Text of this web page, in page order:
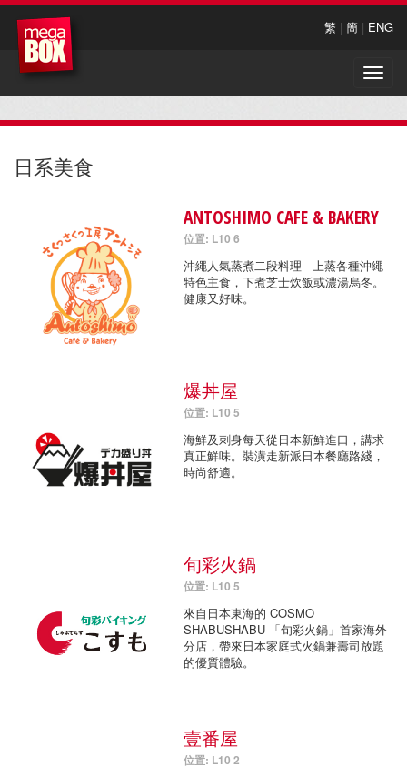
繁 | 簡 | ENG
Toggle
日系美食
ANTOSHIMO CAFE & BAKERY
位置: L10 6
沖繩人氣蒸煮二段料理 - 上蒸各種沖繩
特色主食，下煮芝士炊飯或濃湯烏冬。
健康又好味。
爆丼屋
位置: L10 5
海鮮及刺身每天從日本新鮮進口，講求
真正鮮味。裝潢走新派日本餐廳路綫，
時尚舒適。
旬彩火鍋
位置: L10 5
來自日本東海的 COSMO
SHABUSHABU 「旬彩火鍋」首家海外
分店，帶來日本家庭式火鍋兼壽司放題
的優質體驗。
壹番屋
位置: L10 2